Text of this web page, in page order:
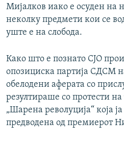
Мијалков иако е осуден на
неколку предмети кои се
уште е на слобода.
Како што е познато СЈО
опозициска партија СДСМ
обелодени аферата со
резултираше со протести
„Шарена револуција“ која
предводена од премиерот